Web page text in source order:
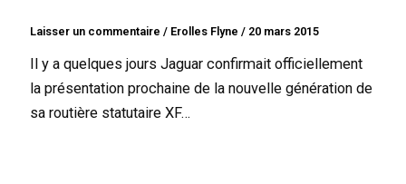
Laisser un commentaire / Erolles Flyne/ 20 mars 2015
Il y a quelques jours Jaguar confirmait officiellement
la présentation prochaine de la nouvelle génération de
sa routière statutaire XF…